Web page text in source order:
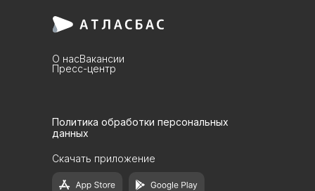
Политика обработки персональных
данных
О насВакансии
Пресс-центр
Скачать приложение